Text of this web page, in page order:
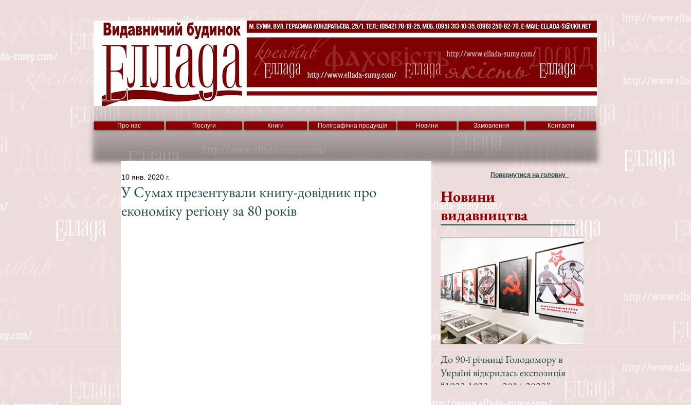
Про нас Послуги Книги Поліграфічна продукція Новини Замовлення Контакти
У Сумах презентували книгу-довідник про
економіку регіону за 80 років
10 янв. 2020 г. Повернутися на головну
Новини
видавництва
До 90-ї річниці Голодомору в
Україні відкрилась експозиція
“1932-1933 — 2014-2023”